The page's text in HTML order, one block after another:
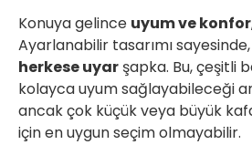
Konuya gelince uyum ve konfor
Ayarlanabilir tasarımı sayesinde,
herkese uyar şapka. Bu, çeşitli
kolayca uyum sağlayabileceği
ancak çok küçük veya büyük
için en uygun seçim olmayabilir.